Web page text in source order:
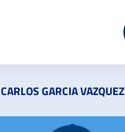
CARLOS GARCIA VAZQUEZ